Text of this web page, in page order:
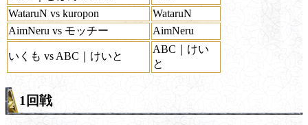
WataruN vs kuropon
WataruN
AimNeru vs モッチー
AimNeru
いくも vs ABC｜けいと
ABC｜けい
と
1回戦